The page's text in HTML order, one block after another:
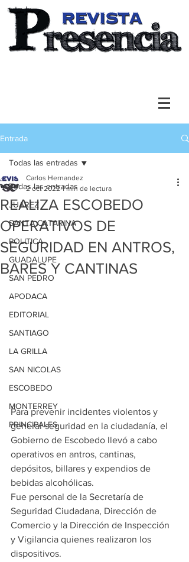
Entrada
Todas las entradas
JUAREZ
SANTA CATARINA
POLITICA
GUADALUPE
SAN PEDRO
APODACA
EDITORIAL
SANTIAGO
LA GRILLA
SAN NICOLAS
ESCOBEDO
MONTERREY
PRINCIPALES
Todas las entradas
REALIZA ESCOBEDO
OPERATIVOS DE
SEGURIDAD EN ANTROS,
BARES Y CANTINAS
Carlos Hernandez
2 oct 2022 1 min de lectura
Para prevenir incidentes violentos y
generar seguridad en la ciudadanía, el
Gobierno de Escobedo llevó a cabo
operativos en antros, cantinas,
depósitos, billares y expendios de
bebidas alcohólicas.
Fue personal de la Secretaría de
Seguridad Ciudadana, Dirección de
Comercio y la Dirección de Inspección
y Vigilancia quienes realizaron los
dispositivos.